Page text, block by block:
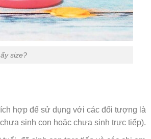
size?
hợp để sử dụng với các đối tượng là
sinh con hoặc chưa sinh trực tiếp).